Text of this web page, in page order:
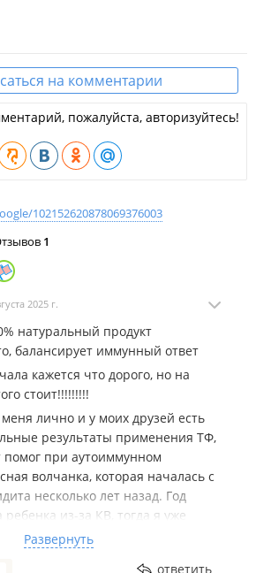
протеиновым питанием.
в на комментарии
пожалуйста, авторизуйтесь!
102152620878069376003
1
2025 г.
натуральный продукт
балансирует иммунный ответ
кажется что дорого, но на
стоит!!!!!!!!!
лично и у моих друзей есть
результаты применения ТФ,
помог при аутоиммунном
волчанка, которая началась с
несколько лет назад. Год
ребенка из-за КВ, тогда я уже
скептически относилась даже
своих друзей, и ни в какую
Развернуть
ответить